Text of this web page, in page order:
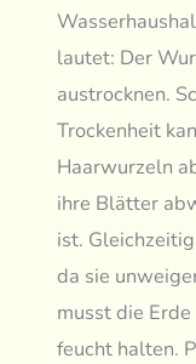
lautet: Der
austrocknen.
Trockenheit
Haarwurzeln
ihre Blätter
ist.
da sie
musst die
feucht halten.